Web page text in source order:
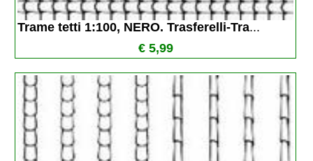
Trame tetti 1:100, NERO. Trasferelli-Tra...
€ 5,99